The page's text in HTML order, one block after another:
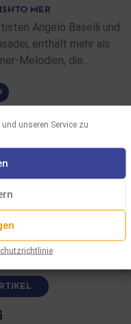
unseren Service zu
MER
Angelo Baselli und
enthält mehr als
Melodien, die…